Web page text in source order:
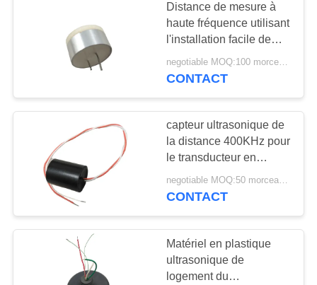
DEMANDEZ
UNE
CITATION
PLAN
SITE
PRIVACY
POLICY
Capteur de niveau
ultrasonique
28
Poudre de PZT
Distance de mesure à
haute fréquence utilisant
l'installation facile de
capteur ultrasonique
CONTACT
capteur ultrasonique de
la distance 400KHz pour
le transducteur en
plastique d'air de petite
structure
negotiable MOQ:50 morceaux/morceaux
CONTACT
Matériel en plastique
ultrasonique de
logement du